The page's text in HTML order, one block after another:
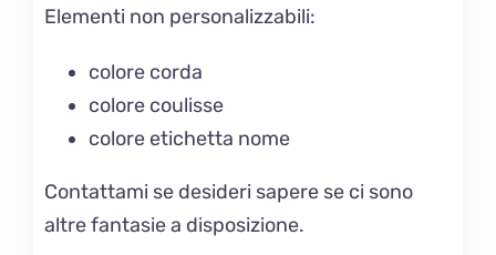
Elementi non personalizzabili:
colore corda
colore coulisse
colore etichetta nome
Contattami se desideri sapere se ci sono
altre fantasie a disposizione.